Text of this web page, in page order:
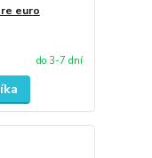
euro
do 3-7 dní